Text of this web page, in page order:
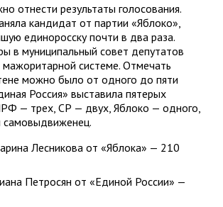
отнести результаты голосования.
кандидат от партии «Яблоко»,
единоросску почти в два раза.
в муниципальный совет депутатов
системе. Отмечать
можно было от одного до пяти
Россия» выставила пятерых
— трех, СР — двух, Яблоко — одного,
Лесникова от «Яблока» — 210
Петросян от «Единой России» —